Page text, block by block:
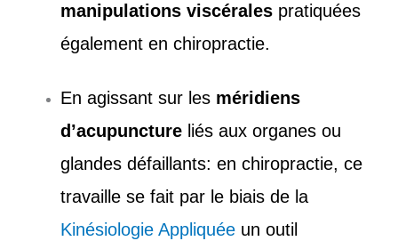
manipulations viscérales pratiquées
également en chiropractie.
En agissant sur les méridiens
d’acupuncture liés aux organes ou
glandes défaillants: en chiropractie, ce
travaille se fait par le biais de la
Kinésiologie Appliquée un outil